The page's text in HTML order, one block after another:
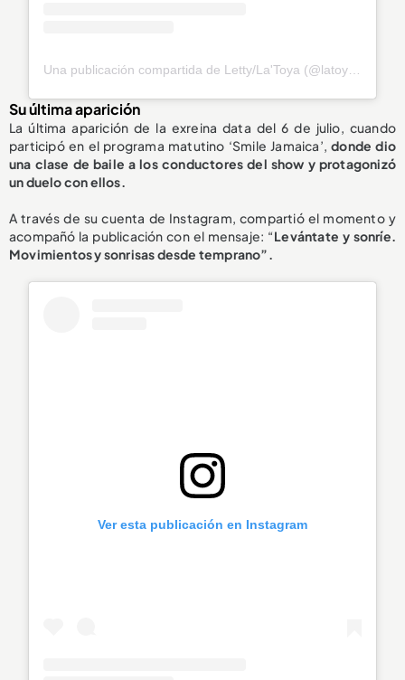
Su última aparición
La última aparición de la exreina data del 6 de julio, cuando
participó en el programa matutino ‘Smile Jamaica’,donde dio
una clase debaile a los conductores del show y protagonizó
un duelo con ellos.
A través de su cuenta de Instagram, compartió el momento y
acompañó la publicación con el mensaje: “Levántate y sonríe.
Movimientos y sonrisas desde temprano”.
Ver esta publicación en Instagram